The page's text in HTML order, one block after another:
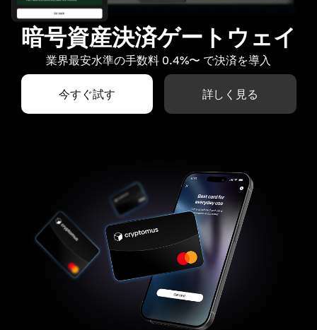
暗号資産決済ゲートウェイ
業界最安水準の手数料 0.4%〜 で決済を導入
今すぐ試す 詳しく見る